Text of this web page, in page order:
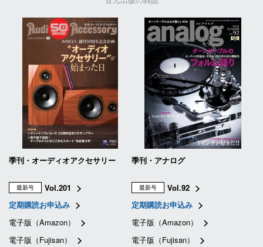
季刊・オーディオアクセサリー
最新号
Vol.201
定期購読お申込み
電子版（Amazon）
電子版（Fujisan）
季刊・アナログ
最新号
Vol.92
定期購読お申込み
電子版（Amazon）
電子版（Fujisan）